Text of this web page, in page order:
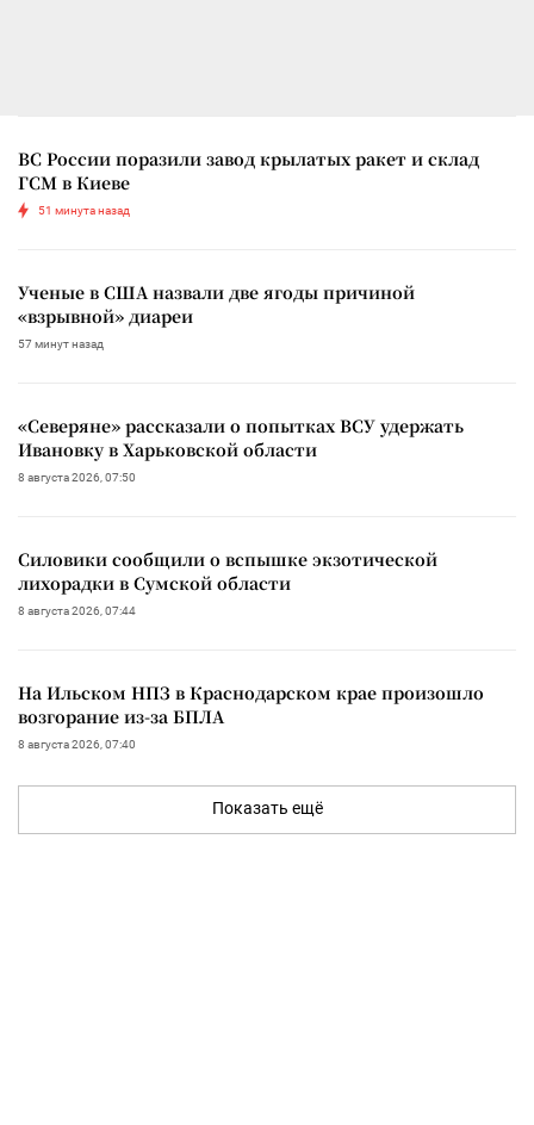
ВС России поразили завод крылатых ракет и склад
ГСМ в Киеве
51 минута назад
Ученые в США назвали две ягоды причиной
«взрывной» диареи
57 минут назад
«Северяне» рассказали о попытках ВСУ удержать
Ивановку в Харьковской области
8 августа 2026, 07:50
Силовики сообщили о вспышке экзотической
лихорадки в Сумской области
8 августа 2026, 07:44
На Ильском НПЗ в Краснодарском крае произошло
возгорание из-за БПЛА
8 августа 2026, 07:40
Показать ещё